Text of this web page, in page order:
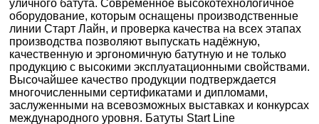
уличного батута. Современное высокотехнологичное
оборудование, которым оснащены производственные
линии Старт Лайн, и проверка качества на всех этапах
производства позволяют выпускать надёжную,
качественную и эргономичную батутную и не только
продукцию с высокими эксплуатационными свойствами.
Высочайшее качество продукции подтверждается
многочисленными сертификатами и дипломами,
заслуженными на всевозможных выставках и конкурсах
международного уровня. Батуты Start Line